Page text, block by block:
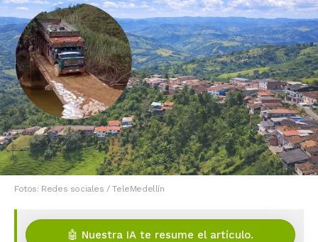
Fotos: Redes sociales / TeleMedellín
🤖 Nuestra IA te resume el artículo.